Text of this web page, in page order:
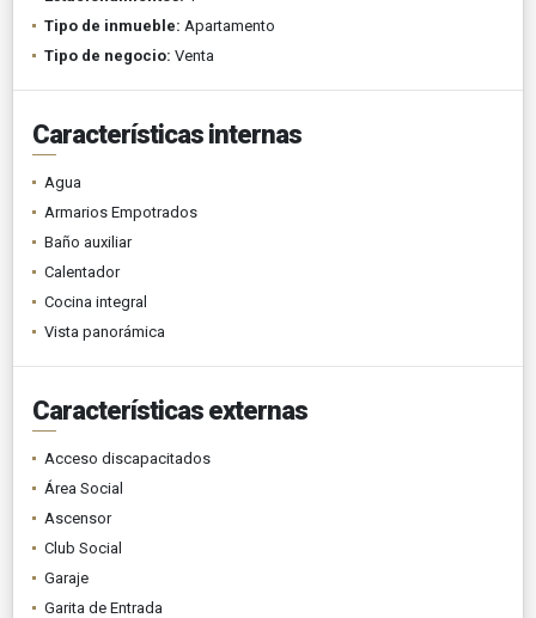
Tipo de inmueble: Apartamento
Tipo de negocio: Venta
Características internas
Agua
Armarios Empotrados
Baño auxiliar
Calentador
Cocina integral
Vista panorámica
Características externas
Acceso discapacitados
Área Social
Ascensor
Club Social
Garaje
Garita de Entrada